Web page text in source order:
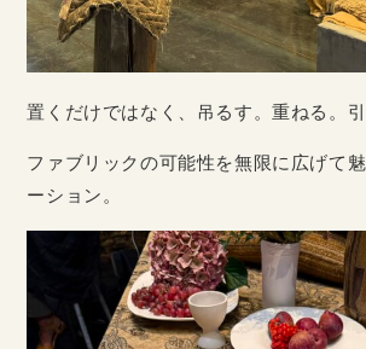
置くだけではなく、吊るす。重ねる。引
ファブリックの可能性を無限に広げて
ーション。